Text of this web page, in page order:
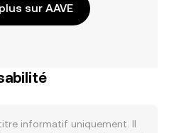
sur AAVE
informatif uniquement. Il